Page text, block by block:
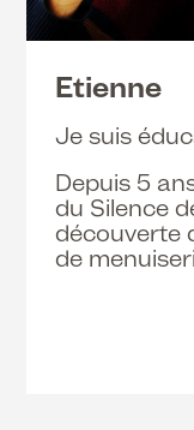
Etienne
Je suis
Depuis 5
du Silence
découverte
de